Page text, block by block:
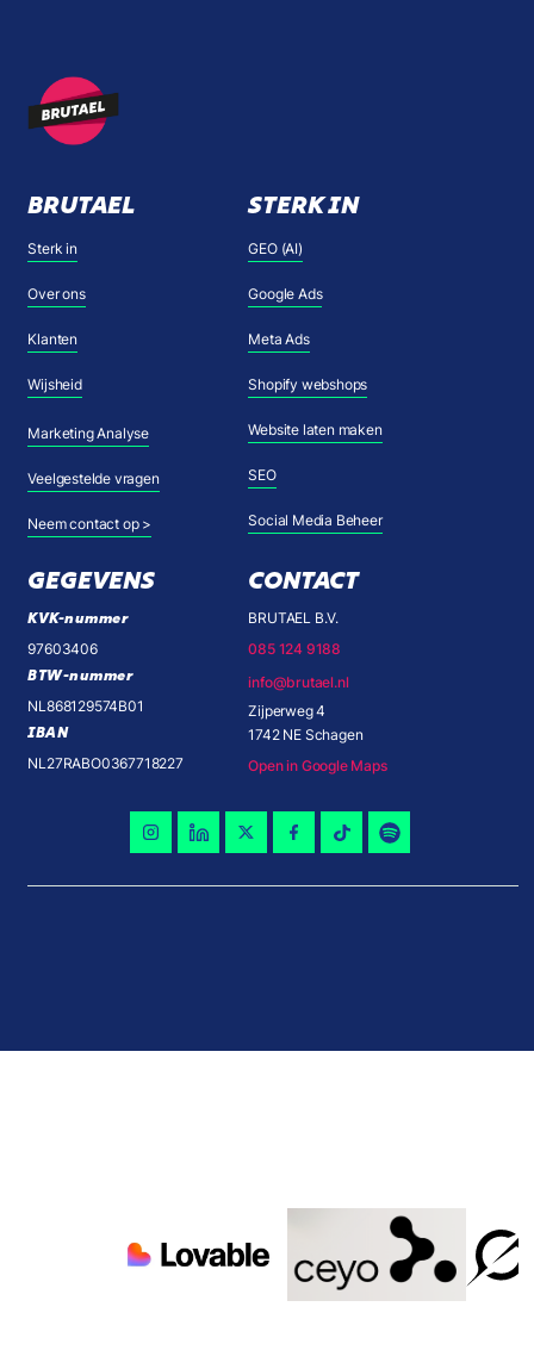
BRUTAEL
Sterk in
Over ons
Klanten
Wijsheid
Marketing Analyse
Veelgestelde vragen
Neem contact op >
STERK IN
GEO (AI)
Google Ads
Meta Ads
Shopify webshops
Website laten maken
SEO
Social Media Beheer
GEGEVENS
KVK-nummer
97603406
BTW-nummer
NL868129574B01
IBAN
NL27RABO0367718227
CONTACT
BRUTAEL B.V.
085 124 9188
info@brutael.nl
Zijperweg 4
1742 NE Schagen
Open in Google Maps